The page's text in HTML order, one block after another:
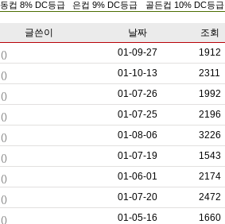
동컵 8% DC등급 은컵 9% DC등급 골든컵 10% DC등급
글쓴이 날짜
조회
() 01-09-27
1912
() 01-10-13
2311
() 01-07-26
1992
() 01-07-25
2196
() 01-08-06
3226
() 01-07-19
1543
() 01-06-01
2174
() 01-07-20
2472
() 01-05-16
1660